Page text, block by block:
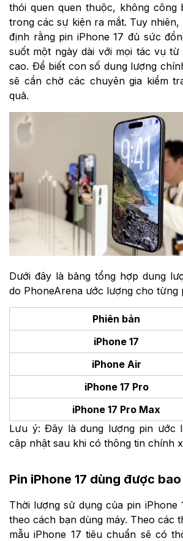
thói quen quen thuộc, không
trong các sự kiện ra mắt. Tuy
định rằng pin iPhone 17 đủ sức
suốt một ngày dài với mọi tác vụ
cao. Để biết con số dung lượng
sẽ cần chờ các chuyên gia kiểm
quả.
Dưới đây là bảng tổng hợp dung
do PhoneArena ước lượng cho từng
Phiên bản
iPhone 17
iPhone Air
iPhone 17 Pro
iPhone 17 Pro Max
Lưu ý: Đây là dung lượng pin ước
cập nhật sau khi có thông tin chính
Pin iPhone 17 dùng được
Thời lượng sử dụng của pin iPhone
theo cách bạn dùng máy. Theo các
mẫu iPhone 17 tiêu chuẩn sẽ có